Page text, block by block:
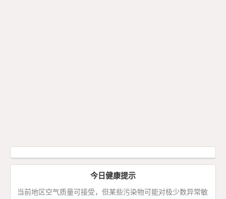
今日健康提示
当前地区空气质量可接受，但某些污染物可能对极少数异常敏